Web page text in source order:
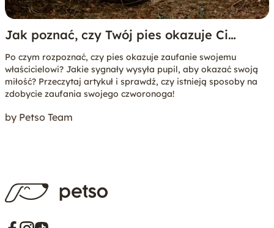
Jak poznać, czy Twój pies okazuje Ci
zaufanie?
Po czym rozpoznać, czy pies okazuje zaufanie swojemu
właścicielowi? Jakie sygnały wysyła pupil, aby okazać swoją
miłość? Przeczytaj artykuł i sprawdź, czy istnieją sposoby na
zdobycie zaufania swojego czworonoga!
by Petso Team